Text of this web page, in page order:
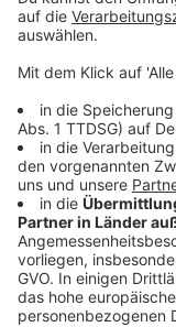
Einbruchsschutz
machen sie
produktneutral,
gleiches gilt für
Innenseite der
zusätzliche
Anzeige